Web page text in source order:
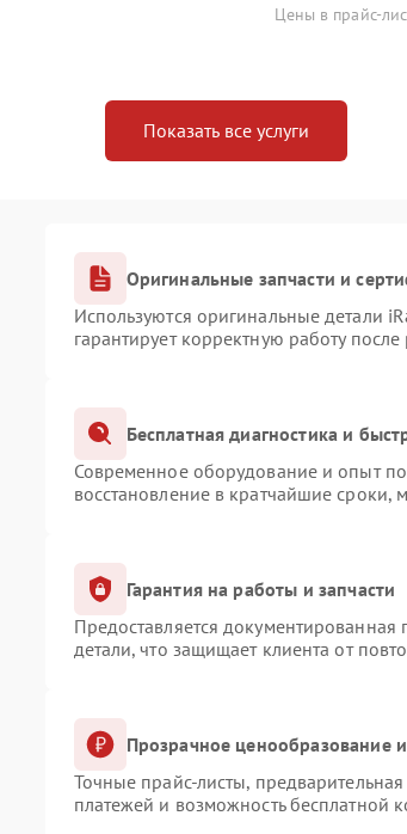
Цены в прайс-
Показать все услуги
Оригинальные запчасти и
Используются оригинальные детали
гарантирует корректную работу
Бесплатная диагностика и
Современное оборудование и опыт
восстановление в кратчайшие сроки,
Гарантия на работы и запчасти
Предоставляется
детали, что защищает клиента от
Прозрачное ценообразование
Точные прайс-листы,
платежей и возможность бесплатной